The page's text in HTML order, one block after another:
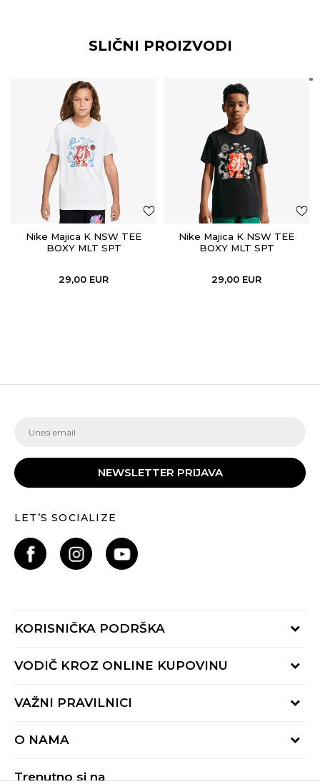
SLIČNI PROIZVODI
Nike Majica K NSW TEE
BOXY MLT SPT
29,00 EUR
Nike Majica K NSW TEE
BOXY MLT SPT
29,00 EUR
NEWSLETTER PRIJAVA
LET’S SOCIALIZE
KORISNIČKA PODRŠKA
Provjeri status porudžbine
Radno vrijeme 9-16h
VODIČ KROZ ONLINE KUPOVINU
Načini isporuke
Reklamacije
VAŽNI PRAVILNICI
Pravila Sport&Bonus programa
O NAMA
Trenutno si na